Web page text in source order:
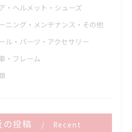
・ヘルメット・シューズ
ニング・メンテナンス・その他
ル・パーツ・アクセサリー
・フレーム
の投稿
Recent